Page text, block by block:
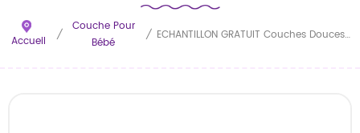
Accueil /
Couche Pour
Bébé
/ ÉCHANTILLON GRATUIT Couches Douces Pour Bébé Couches Jetables Personnalisées De Qualité Supérieure Pour Bébé